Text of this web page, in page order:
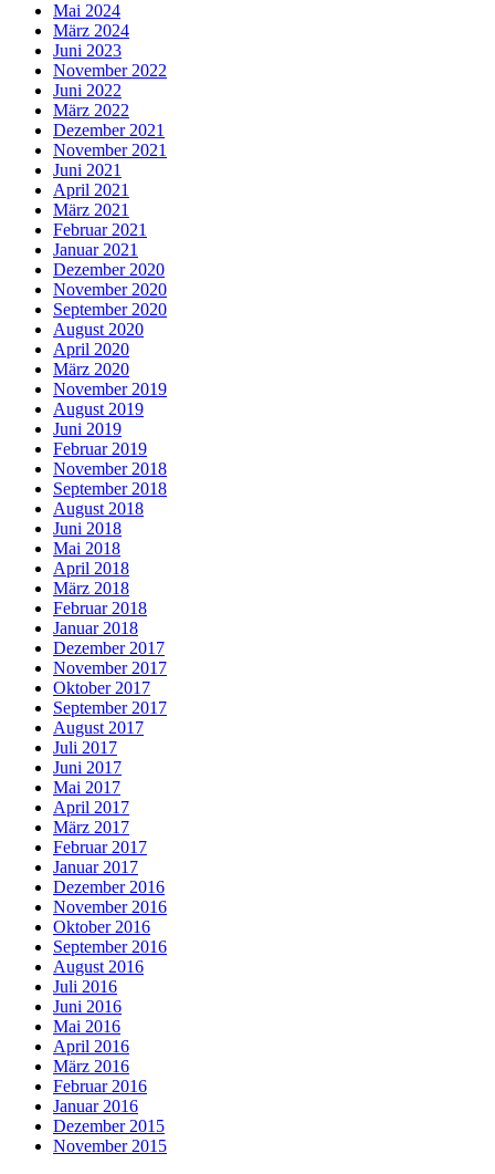
Mai 2024
März 2024
Juni 2023
November 2022
Juni 2022
März 2022
Dezember 2021
November 2021
Juni 2021
April 2021
März 2021
Februar 2021
Januar 2021
Dezember 2020
November 2020
September 2020
August 2020
April 2020
März 2020
November 2019
August 2019
Juni 2019
Februar 2019
November 2018
September 2018
August 2018
Juni 2018
Mai 2018
April 2018
März 2018
Februar 2018
Januar 2018
Dezember 2017
November 2017
Oktober 2017
September 2017
August 2017
Juli 2017
Juni 2017
Mai 2017
April 2017
März 2017
Februar 2017
Januar 2017
Dezember 2016
November 2016
Oktober 2016
September 2016
August 2016
Juli 2016
Juni 2016
Mai 2016
April 2016
März 2016
Februar 2016
Januar 2016
Dezember 2015
November 2015